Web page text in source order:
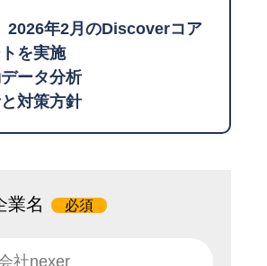
年2月のDiscoverコア
を実施
ータ分析
対策方針
業名 必須